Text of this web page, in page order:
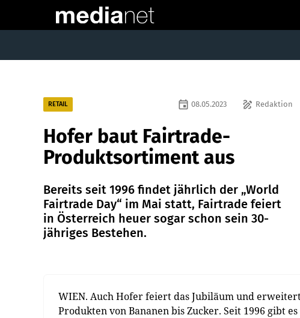
RETAIL draw Redaktion
event 08.05.2023
Hofer baut Fairtrade-
Produktsortiment aus
Bereits seit 1996 findet jährlich der „World
Fairtrade Day“ im Mai statt, Fairtrade feiert
in Österreich heuer sogar schon sein 30-
jähriges Bestehen.
WIEN. Auch Hofer feiert das Jubiläum und
Produkten von Bananen bis Zucker. Seit 1996 gibt